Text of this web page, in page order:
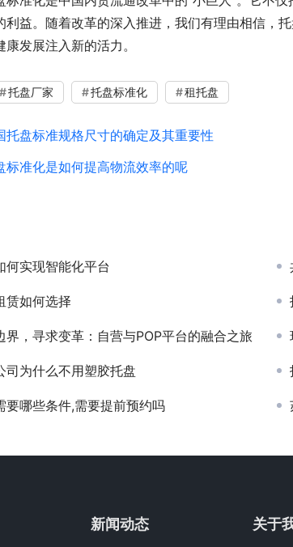
利益。随着改革的深入推进，我们有理由相信，
发展注入新的活力。
托盘厂家 托盘标准化 租托盘
托盘标准规格尺寸的确定及其重要性
标准化是如何提高物流效率的呢
何实现智能化平台
赁如何选择
界，寻求变革：自营与POP平台的融合之旅
司为什么不用塑胶托盘
要哪些条件,需要提前预约吗
新闻动态 关于